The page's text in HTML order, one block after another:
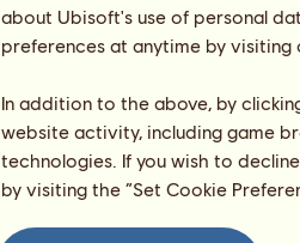
about Ubisoft's use of personal
preferences at anytime by
In addition to the above, by
website activity, including game
technologies. If you wish to
by visiting the “Set Cookie